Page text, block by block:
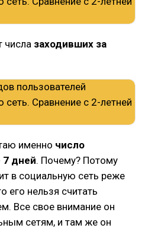
числа заходивших за
именно число
7 дней. Почему? Потому
в социальную сеть реже
его нельзя считать
Все свое внимание он
сетям, и там же он